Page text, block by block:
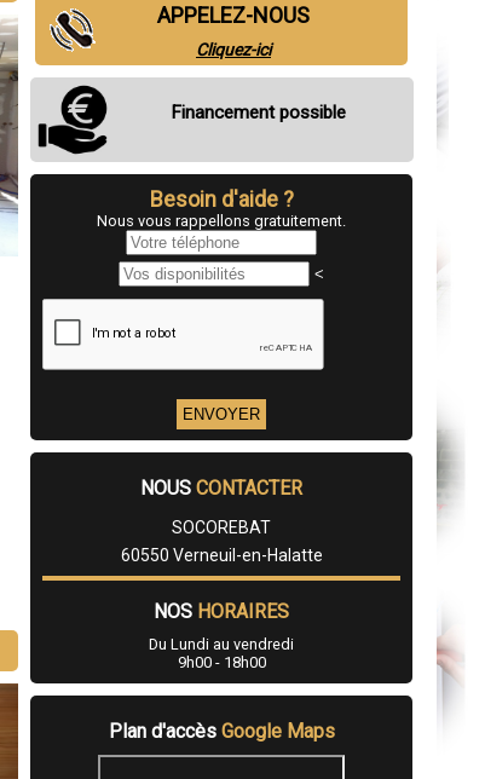
APPELEZ-NOUS
Cliquez-ici
Financement possible
Besoin d'aide ?
Nous vous rappellons gratuitement.
<
NOUS CONTACTER
SOCOREBAT
60550 Verneuil-en-Halatte
NOS HORAIRES
Du Lundi au vendredi
9h00 - 18h00
Plan d'accès Google Maps